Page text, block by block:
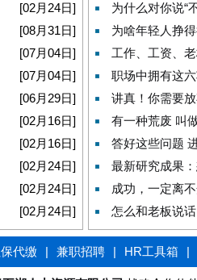
[02月24日]
[08月31日]
[07月04日]
[07月04日]
[06月29日]
[02月16日]
[02月16日]
[02月24日]
[02月24日]
[02月24日]
为什么对你说“
为啥年轻人挣
工作、工资、
职场中拥有这
讲真！你需要
有一种荒废 叫
答好这些问题
最新研究成果
成功，一定离
怎么和老板说
代缴 | 兼职招聘 | HR工具箱 |